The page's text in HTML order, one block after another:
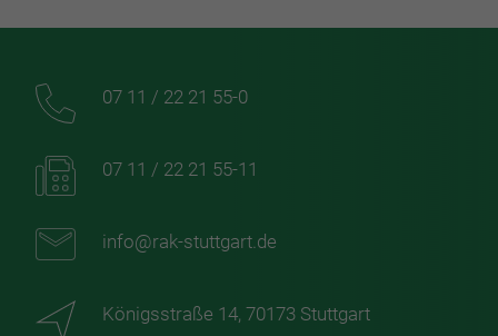
07 11 / 22 21 55-0
07 11 / 22 21 55-11
info@rak-stuttgart.de
Königsstraße 14, 70173 Stuttgart